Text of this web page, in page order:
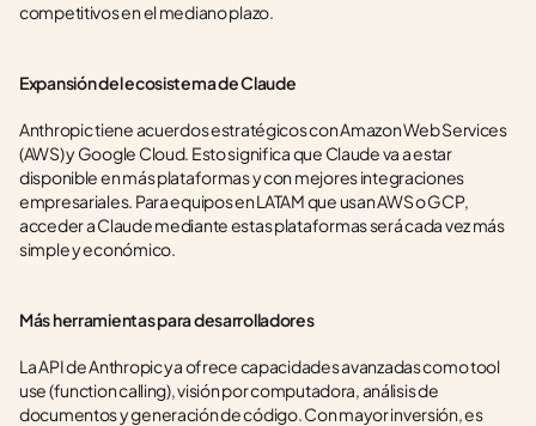
competitivos en el mediano plazo.
Expansión del ecosistema de Claude
Anthropic tiene acuerdos estratégicos con Amazon Web Services
(AWS) y Google Cloud. Esto significa que Claude va a estar
disponible en más plataformas y con mejores integraciones
empresariales. Para equipos en LATAM que usan AWS o GCP,
acceder a Claude mediante estas plataformas será cada vez más
simple y económico.
Más herramientas para desarrolladores
La API de Anthropic ya ofrece capacidades avanzadas como tool
use (function calling), visión por computadora, análisis de
documentos y generación de código. Con mayor inversión, es